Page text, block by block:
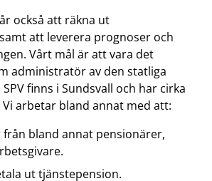
också att räkna ut
att leverera prognoser och
Vårt mål är att vara det
administratör av den statliga
finns i Sundsvall och har cirka
arbetar bland annat med att:
från bland annat pensionärer,
ut tjänstepension.